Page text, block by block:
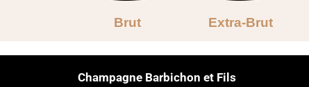
Brut Extra-Brut
Champagne Barbichon et Fils